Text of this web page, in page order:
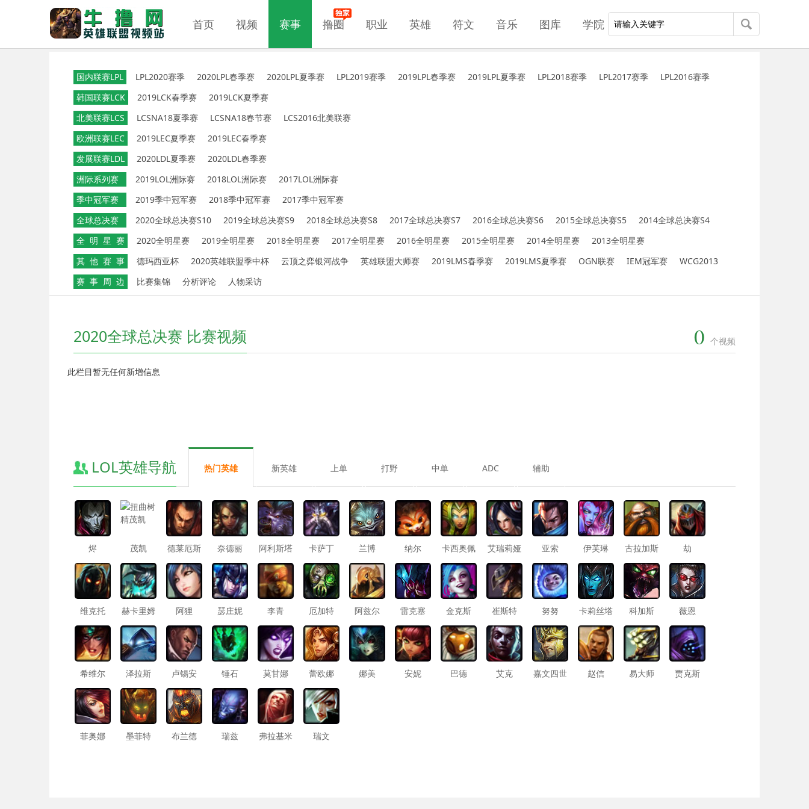
首页 视频 赛事 撸圈 职业 英雄 符文 音乐 图库 学院
国内联赛LPL LPL2020赛季 2020LPL春季赛 2020LPL夏季赛 LPL2019赛季 2019LPL春季赛 2019LPL夏季赛 LPL2018赛季 LPL2017赛季
LPL2016赛季
韩国联赛LCK
2019LCK春季赛
2019LCK夏季赛
北美联赛LCS
LCSNA18夏季赛 LCSNA18春节赛
LCS2016北美联赛
欧洲联赛LEC
2019LEC夏季赛
2019LEC春季赛
发展联赛LDL
2020LDL夏季赛
2020LDL春季赛
洲际系列赛
2019LOL洲际赛 2018LOL洲际赛
2017LOL洲际赛
季中冠军赛
2019季中冠军赛 2018季中冠军赛
2017季中冠军赛
全球总决赛
2020全球总决赛S10 2019全球总决赛S9 2018全球总决赛S8 2017全球总决赛S7 2016全球总决赛S6 2015全球总决赛S5
2014全球总决赛S4
全 明 星 赛
2020全明星赛 2019全明星赛 2018全明星赛 2017全明星赛 2016全明星赛 2015全明星赛 2014全明星赛
2013全明星赛
其 他 赛 事
德玛西亚杯 2020英雄联盟季中杯 云顶之弈银河战争 英雄联盟大师赛 2019LMS春季赛 2019LMS夏季赛 OGN联赛 IEM冠军赛
WCG2013
赛 事 周 边
比赛集锦 分析评论 人物采访
2020全球总决赛 比赛视频 0 个视频
此栏目暂无任何新增信息
LOL英雄导航 热门英雄 新英雄 上单 打野 中单 ADC 辅助
烬 茂凯 德莱厄斯 奈德丽 阿利斯塔 卡萨丁 兰博 纳尔
卡西奥佩
娅
艾瑞莉娅 亚索 伊芙琳 古拉加斯 劫
维克托 赫卡里姆 阿狸 瑟庄妮 李青 厄加特 阿兹尔 雷克塞 金克斯 崔斯特 努努 卡莉丝塔 科加斯 薇恩
希维尔 泽拉斯 卢锡安 锤石 莫甘娜 蕾欧娜 娜美 安妮 巴德 艾克 嘉文四世 赵信 易大师 贾克斯
菲奥娜 墨菲特 布兰德 瑞兹
弗拉基米
瑞文